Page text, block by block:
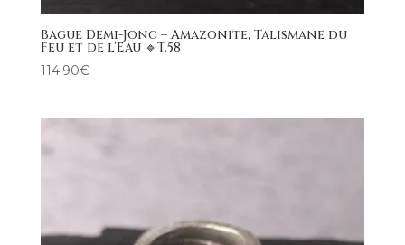
Bague Demi-Jonc – Amazonite, Talismane du
Feu et de l’Eau 🔹T.58
114.90€